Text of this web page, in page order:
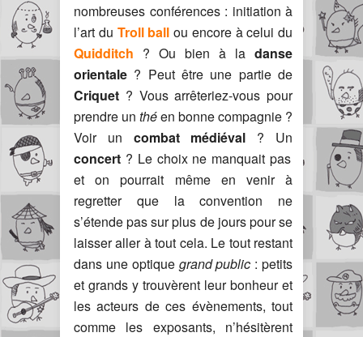
nombreuses conférences : initiation à
l’art du Troll ball ou encore à celui du
Quidditch ? Ou bien à la danse
orientale ? Peut être une partie de
Criquet ? Vous arrêteriez-vous pour
prendre un théen bonne compagnie ?
Voir un combat médiéval ? Un
concert ? Le choix ne manquait pas
et on pourrait même en venir à
regretter que la convention ne
s’étende pas sur plus de jours pour se
laisser aller à tout cela. Le tout restant
dans une optique grand public : petits
et grands y trouvèrent leur bonheur et
les acteurs de ces évènements, tout
comme les exposants, n’hésitèrent